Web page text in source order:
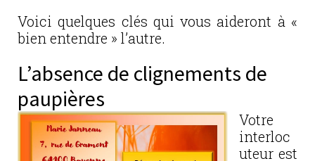
Voici quelques clés qui vous aideront à «
bien entendre » l’autre.
L’absence de clignements de
paupières
Votre
interloc
uteur est